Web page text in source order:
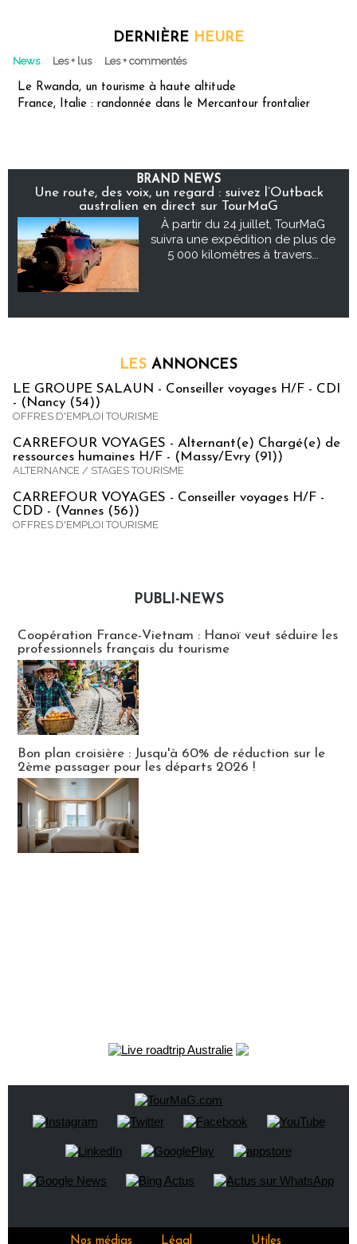
DERNIÈRE HEURE
News Les + lus Les + commentés
Le Rwanda, un tourisme à haute altitude
France, Italie : randonnée dans le Mercantour frontalier
BRAND NEWS
Une route, des voix, un regard : suivez l’Outback
australien en direct sur TourMaG
À partir du 24 juillet, TourMaG
suivra une expédition de plus de
5 000 kilomètres à travers...
LES ANNONCES
LE GROUPE SALAUN - Conseiller voyages H/F - CDI
- (Nancy (54))
OFFRES D'EMPLOI TOURISME
CARREFOUR VOYAGES - Alternant(e) Chargé(e) de
ressources humaines H/F - (Massy/Evry (91))
ALTERNANCE / STAGES TOURISME
CARREFOUR VOYAGES - Conseiller voyages H/F -
CDD - (Vannes (56))
OFFRES D'EMPLOI TOURISME
PUBLI-NEWS
Coopération France-Vietnam : Hanoï veut séduire les
professionnels français du tourisme
Bon plan croisière : Jusqu'à 60% de réduction sur le
2ème passager pour les départs 2026 !
Nos médias Légal Utiles